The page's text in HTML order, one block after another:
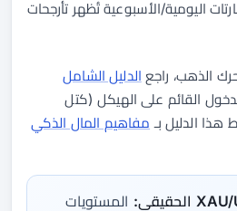
اليومية/الأسبوعية تُظهر تأرجحات
الذهب، راجع الدليل الشامل
القائم على الهيكل (كتل
مفاهيم المال الذكي
المستويات